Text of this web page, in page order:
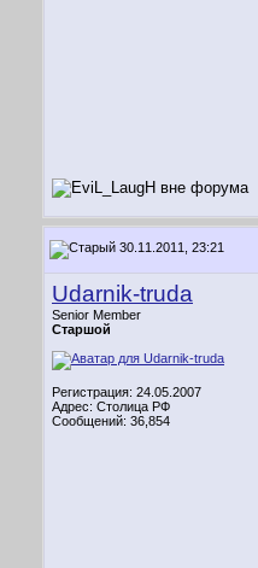
30.11.2011, 23:21
Udarnik-truda
Senior Member
Старшой
Регистрация: 24.05.2007
Адрес: Столица РФ
Сообщений: 36,854